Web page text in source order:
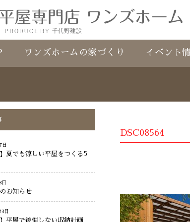
ワンズホームの家づくり イベント
DSC08564
】夏でも涼しい平屋をつくる5
お知らせ
日
】平屋で後悔しない収納計画